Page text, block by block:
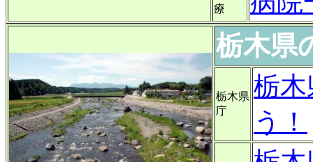
療
栃木県
栃木県
庁
栃
う！